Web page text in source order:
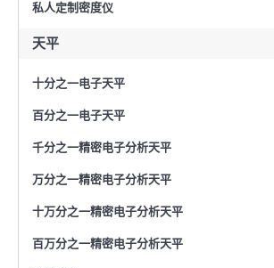
私人定制密度仪
天平
十分之一电子天平
百分之一电子天平
千分之一精密电子分析天平
万分之一精密电子分析天平
十万分之一精密电子分析天平
百万分之一精密电子分析天平